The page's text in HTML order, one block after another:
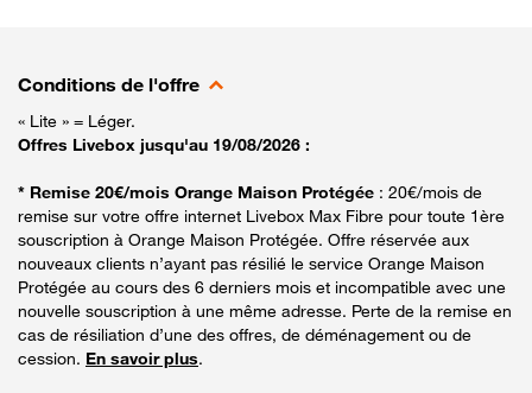
Conditions de l'offre
« Lite » = Léger.
Offres Livebox jusqu'au 19/08/2026 :
* Remise 20€/mois Orange Maison Protégée : 20€/mois de
remise sur votre offre internet Livebox Max Fibre pour toute 1ère
souscription à Orange Maison Protégée. Offre réservée aux
nouveaux clients n’ayant pas résilié le service Orange Maison
Protégée au cours des 6 derniers mois et incompatible avec une
nouvelle souscription à une même adresse. Perte de la remise en
cas de résiliation d’une des offres, de déménagement ou de
cession. En savoir plus.